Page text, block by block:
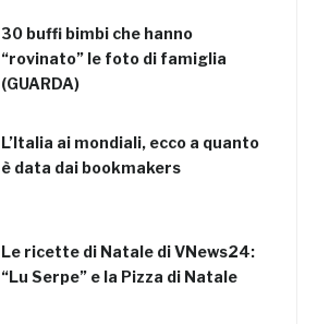
30 buffi bimbi che hanno
“rovinato” le foto di famiglia
(GUARDA)
L’Italia ai mondiali, ecco a quanto
è data dai bookmakers
Le ricette di Natale di VNews24:
“Lu Serpe” e la Pizza di Natale